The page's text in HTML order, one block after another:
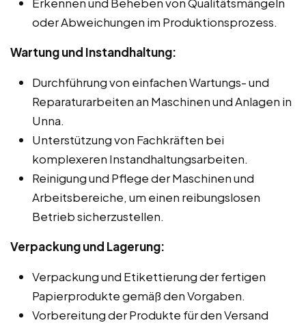
oder Abweichungen im Produktionsprozess.
Wartung und Instandhaltung:
Durchführung von einfachen Wartungs- und
Reparaturarbeiten an Maschinen und Anlagen in
Unna.
Unterstützung von Fachkräften bei
komplexeren Instandhaltungsarbeiten.
Reinigung und Pflege der Maschinen und
Arbeitsbereiche, um einen reibungslosen
Betrieb sicherzustellen.
Verpackung und Lagerung:
Verpackung und Etikettierung der fertigen
Papierprodukte gemäß den Vorgaben.
Vorbereitung der Produkte für den Versand